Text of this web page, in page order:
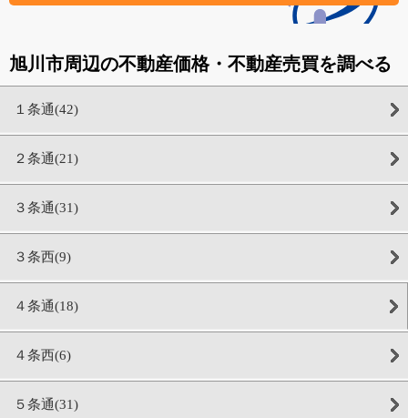
旭川市周辺の不動産価格・不動産売買を調べる
１条通(42)
２条通(21)
３条通(31)
３条西(9)
４条通(18)
４条西(6)
５条通(31)